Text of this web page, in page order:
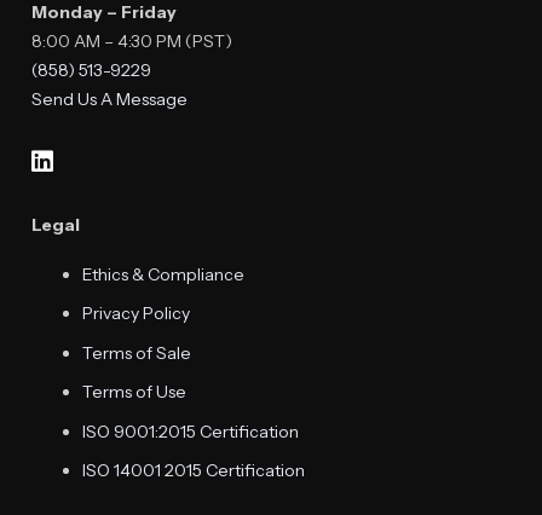
Monday – Friday
8:00 AM – 4:30 PM (PST)
(858) 513-9229
Send Us A Message
Legal
Ethics & Compliance
Privacy Policy
Terms of Sale
Terms of Use
ISO 9001:2015 Certification
ISO 14001 2015 Certification